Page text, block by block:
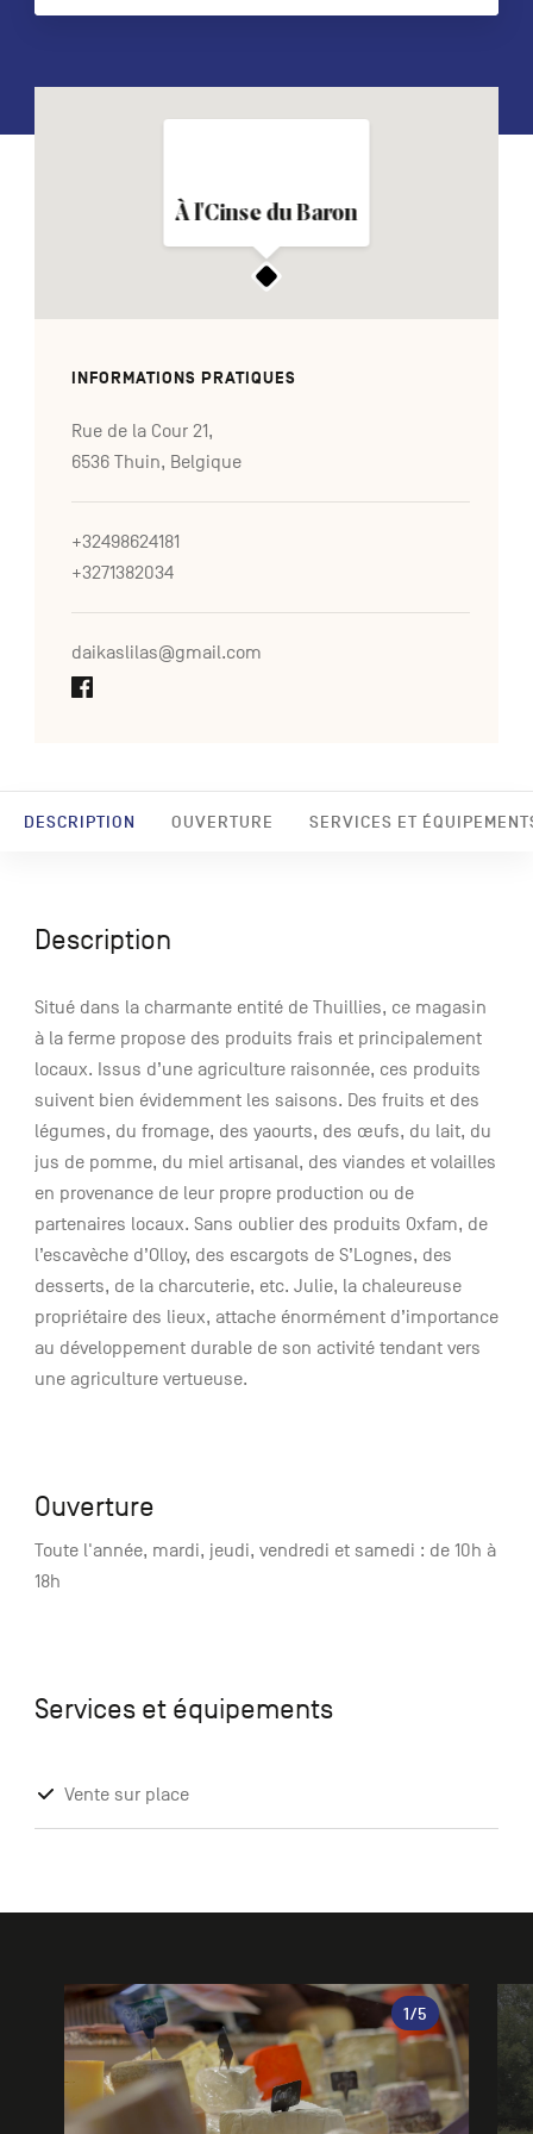
DESCRIPTION OUVERTURE SERVICES ET
À l'Cinse du Baron
INFORMATIONS PRATIQUES
Rue de la Cour 21,
6536 Thuin, Belgique
+32498624181
+3271382034
daikaslilas@gmail.com
Description
Situé dans la charmante entité de Thuillies, ce magasin
à la ferme propose des produits frais et principalement
locaux. Issus d’une agriculture raisonnée, ces produits
suivent bien évidemment les saisons. Des fruits et des
légumes, du fromage, des yaourts, des œufs, du lait, du
jus de pomme, du miel artisanal, des viandes et volailles
en provenance de leur propre production ou de
partenaires locaux. Sans oublier des produits Oxfam, de
l’escavèche d’Olloy, des escargots de S’Lognes, des
desserts, de la charcuterie, etc. Julie, la chaleureuse
propriétaire des lieux, attache énormément d’importance
au développement durable de son activité tendant vers
une agriculture vertueuse.
Ouverture
Toute l'année, mardi, jeudi, vendredi et samedi : de 10h à
18h
Services et équipements
Vente sur place
Galerie
1/5